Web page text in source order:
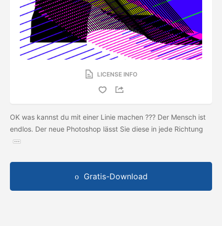
LICENSE INFO
OK was kannst du mit einer Linie machen ??? Der Mensch ist
endlos. Der neue Photoshop lässt Sie diese in jede Richtung
Gratis-Download